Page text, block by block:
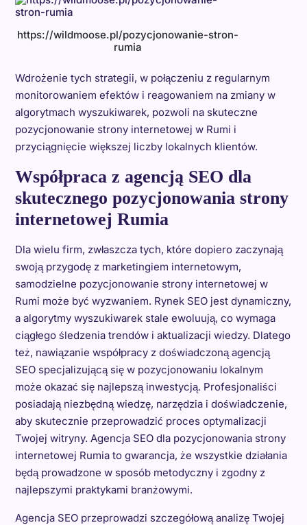
https://wildmoose.pl/pozycjonowanie-stron-
rumia
Wdrożenie tych strategii, w połączeniu z regularnym
monitorowaniem efektów i reagowaniem na zmiany w
algorytmach wyszukiwarek, pozwoli na skuteczne
pozycjonowanie strony internetowej w Rumi i
przyciągnięcie większej liczby lokalnych klientów.
Współpraca z agencją SEO dla
skutecznego pozycjonowania strony
internetowej Rumia
Dla wielu firm, zwłaszcza tych, które dopiero zaczynają
swoją przygodę z marketingiem internetowym,
samodzielne pozycjonowanie strony internetowej w
Rumi może być wyzwaniem. Rynek SEO jest dynamiczny,
a algorytmy wyszukiwarek stale ewoluują, co wymaga
ciągłego śledzenia trendów i aktualizacji wiedzy. Dlatego
też, nawiązanie współpracy z doświadczoną agencją
SEO specjalizującą się w pozycjonowaniu lokalnym
może okazać się najlepszą inwestycją. Profesjonaliści
posiadają niezbędną wiedzę, narzędzia i doświadczenie,
aby skutecznie przeprowadzić proces optymalizacji
Twojej witryny. Agencja SEO dla pozycjonowania strony
internetowej Rumia to gwarancja, że wszystkie działania
będą prowadzone w sposób metodyczny i zgodny z
najlepszymi praktykami branżowymi.
Agencja SEO przeprowadzi szczegółową analizę Twojej